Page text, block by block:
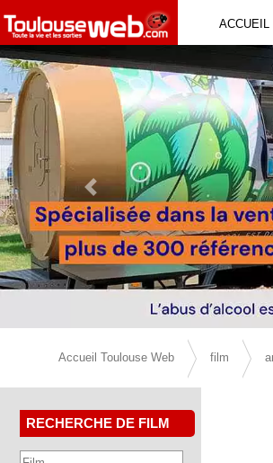
ACCUEIL
Previous Slide
Accueil Toulouse Web film
RECHERCHE DE FILM